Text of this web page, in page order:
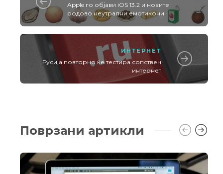
Apple го објави iOS 13.2 и новите
родово неутрални емотикони
ИНТЕРНЕТ
Русија повторно ќе тестира сопствен
интернет
Поврзани артикли